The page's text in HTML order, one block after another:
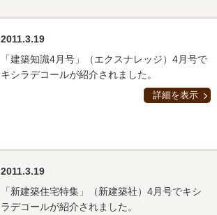
2011.3.19
「建築知識4月号」（エクスナレッジ）4月号で
キシラデコールが紹介されました。
詳細を表示
2011.3.19
「新建築住宅特集」（新建築社）4月号でキシ
ラデコールが紹介されました。